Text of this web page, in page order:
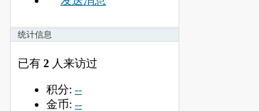
统计信息
已有 2 人来访过
积分: --
金币: --